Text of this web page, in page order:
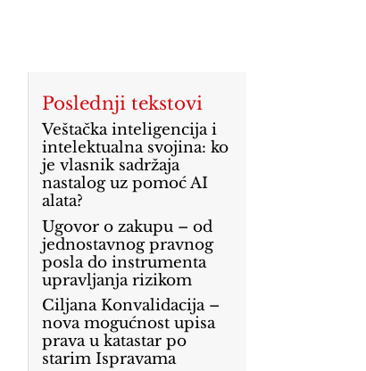
Poslednji tekstovi
Veštačka inteligencija i
intelektualna svojina: ko
je vlasnik sadržaja
nastalog uz pomoć AI
alata?
Ugovor o zakupu – od
jednostavnog pravnog
posla do instrumenta
upravljanja rizikom
Ciljana Konvalidacija –
nova mogućnost upisa
prava u katastar po
starim Ispravama